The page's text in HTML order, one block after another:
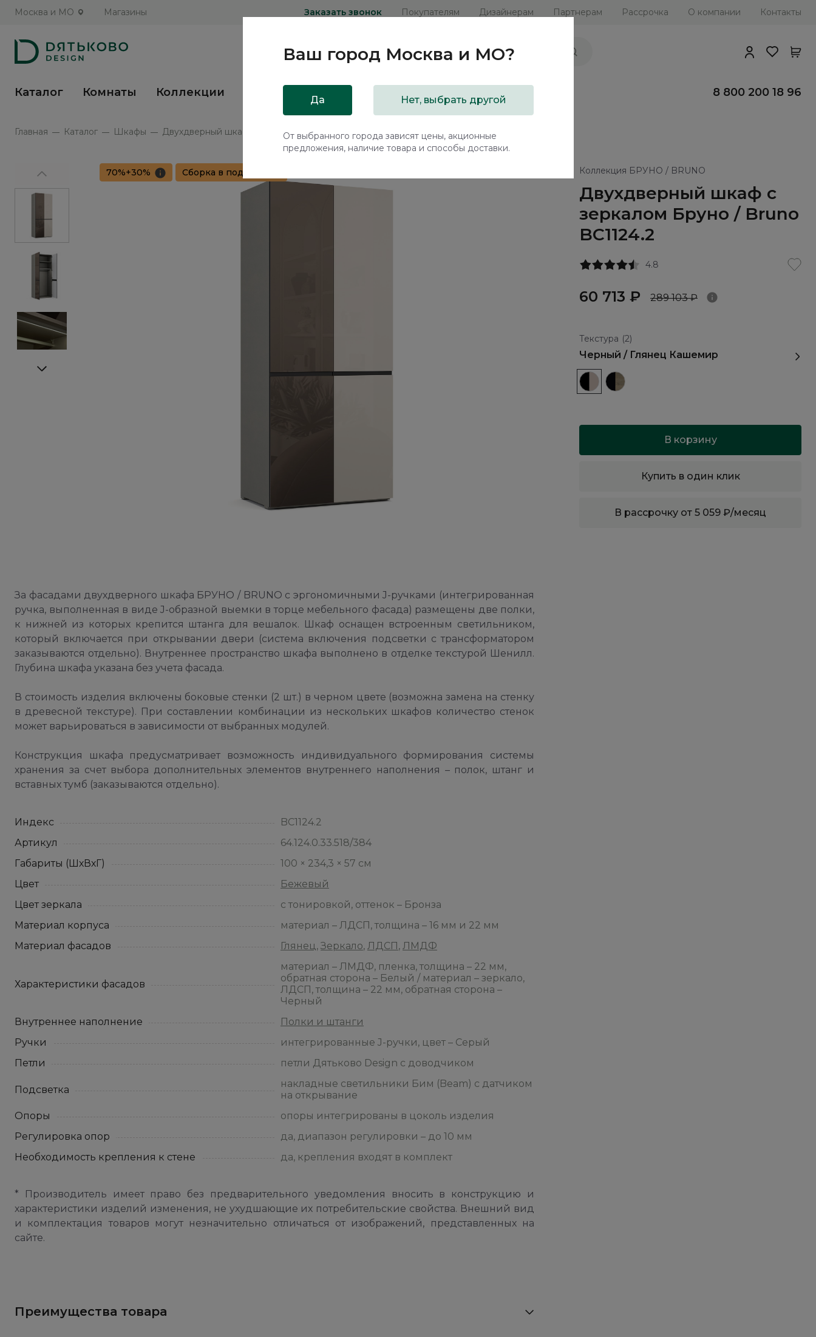
Москва и МО Магазины Заказать звонок Покупателям Дизайнерам Партнерам Рассрочка О компании Контакты
Каталог Комнаты Коллекции Распродажа 8 800 200 18 96
Главная Каталог Шкафы Двухдверный шкаф с зеркалом Бруно / Bruno BC1124.2
Коллекция БРУНО / BRUNO
Двухдверный шкаф с
зеркалом Бруно / Bruno
BC1124.2
4.8
60 713 ₽ 289 103 ₽
Текстура (2)
Черный / Глянец Кашемир
В корзину
Купить в один клик
В рассрочку от 5 059 ₽/месяц
70%+30% Сборка в подарок
За фасадами двухдверного шкафа БРУНО / BRUNO с эргономичными J-ручками (интегрированная
ручка, выполненная в виде J-образной выемки в торце мебельного фасада) размещены две полки,
к нижней из которых крепится штанга для вешалок. Шкаф оснащен встроенным светильником,
который включается при открывании двери (система включения подсветки с трансформатором
заказываются отдельно). Внутреннее пространство шкафа выполнено в отделке текстурой Шенилл.
Глубина шкафа указана без учета фасада.
В стоимость изделия включены боковые стенки (2 шт.) в черном цвете (возможна замена на стенку
в древесной текстуре). При составлении комбинации из нескольких шкафов количество стенок
может варьироваться в зависимости от выбранных модулей.
Конструкция шкафа предусматривает возможность индивидуального формирования системы
хранения за счет выбора дополнительных элементов внутреннего наполнения – полок, штанг и
вставных тумб (заказываются отдельно).
Индекс
BC1124.2
Артикул
64.124.0.33.518/384
Габариты (ШхВхГ)
100 × 234,3 × 57 см
Цвет
Бежевый
Цвет зеркала
с тонировкой, оттенок – Бронза
Материал корпуса
материал – ЛДСП, толщина – 16 мм и 22 мм
Материал фасадов
Глянец, Зеркало, ЛДСП, ЛМДФ
Характеристики фасадов
материал – ЛМДФ, пленка, толщина – 22 мм,
обратная сторона – Белый / материал – зеркало,
ЛДСП, толщина – 22 мм, обратная сторона –
Черный
Внутреннее наполнение
Полки и штанги
Ручки
интегрированные J-ручки, цвет – Серый
Петли
петли Дятьково Design с доводчиком
Подсветка
накладные светильники Бим (Beam) с датчиком
на открывание
Опоры
опоры интегрированы в цоколь изделия
Регулировка опор
да, диапазон регулировки – до 10 мм
Необходимость крепления к стене
да, крепления входят в комплект
* Производитель имеет право без предварительного уведомления вносить в конструкцию и
характеристики изделий изменения, не ухудшающие их потребительские свойства. Внешний вид
и комплектация товаров могут незначительно отличаться от изображений, представленных на
сайте.
Преимущества товара
Ваш город Москва и МО?
Да Нет, выбрать другой
От выбранного города зависят цены, акционные
предложения, наличие товара и способы доставки.